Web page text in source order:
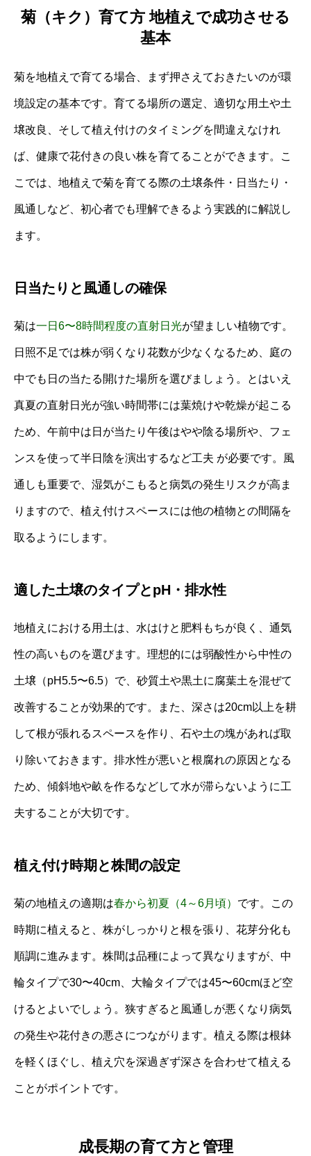
菊（キク）育て方 地植えで成功させる
基本
菊を地植えで育てる場合、まず押さえておきたいのが環
境設定の基本です。育てる場所の選定、適切な用土や土
壌改良、そして植え付けのタイミングを間違えなけれ
ば、健康で花付きの良い株を育てることができます。こ
こでは、地植えで菊を育てる際の土壌条件・日当たり・
風通しなど、初心者でも理解できるよう実践的に解説し
ます。
日当たりと風通しの確保
菊は一日6〜8時間程度の直射日光が望ましい植物です。
日照不足では株が弱くなり花数が少なくなるため、庭の
中でも日の当たる開けた場所を選びましょう。とはいえ
真夏の直射日光が強い時間帯には葉焼けや乾燥が起こる
ため、午前中は日が当たり午後はやや陰る場所や、フェ
ンスを使って半日陰を演出するなど工夫 が必要です。風
通しも重要で、湿気がこもると病気の発生リスクが高ま
りますので、植え付けスペースには他の植物との間隔を
取るようにします。
適した土壌のタイプとpH・排水性
地植えにおける用土は、水はけと肥料もちが良く、通気
性の高いものを選びます。理想的には弱酸性から中性の
土壌（pH5.5〜6.5）で、砂質土や黒土に腐葉土を混ぜて
改善することが効果的です。また、深さは20cm以上を耕
して根が張れるスペースを作り、石や土の塊があれば取
り除いておきます。排水性が悪いと根腐れの原因となる
ため、傾斜地や畝を作るなどして水が滞らないように工
夫することが大切です。
植え付け時期と株間の設定
菊の地植えの適期は春から初夏（4～6月頃） です。この
時期に植えると、株がしっかりと根を張り、花芽分化も
順調に進みます。株間は品種によって異なりますが、中
輪タイプで30〜40cm、大輪タイプでは45〜60cmほど空
けるとよいでしょう。狭すぎると風通しが悪くなり病気
の発生や花付きの悪さにつながります。植える際は根鉢
を軽くほぐし、植え穴を深過ぎず深さを合わせて植える
ことがポイントです。
成長期の育て方と管理